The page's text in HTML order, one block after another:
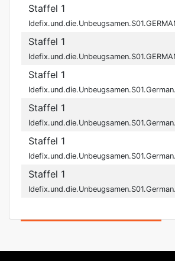
Staffel 1
Staffel 1
Staffel 1
Staffel 1
Staffel 1
Staffel 1